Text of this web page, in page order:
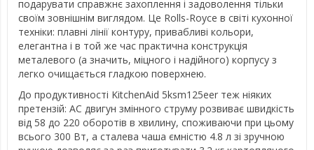
подарувати справжнє захоплення і задоволення тільки
своїм зовнішнім виглядом. Це Rolls-Royce в світі кухонної
техніки: плавні лінії контуру, привабливі кольори,
елегантна і в той же час практична конструкція
металевого (а значить, міцного і надійного) корпусу з
легко очищається гладкою поверхнею.
До продуктивності KitchenAid 5ksm125eer теж ніяких
претензій: AC двигун змінного струму розвиває швидкість
від 58 до 220 оборотів в хвилину, споживаючи при цьому
всього 300 Вт, а сталева чаша ємністю 4.8 л зі зручною